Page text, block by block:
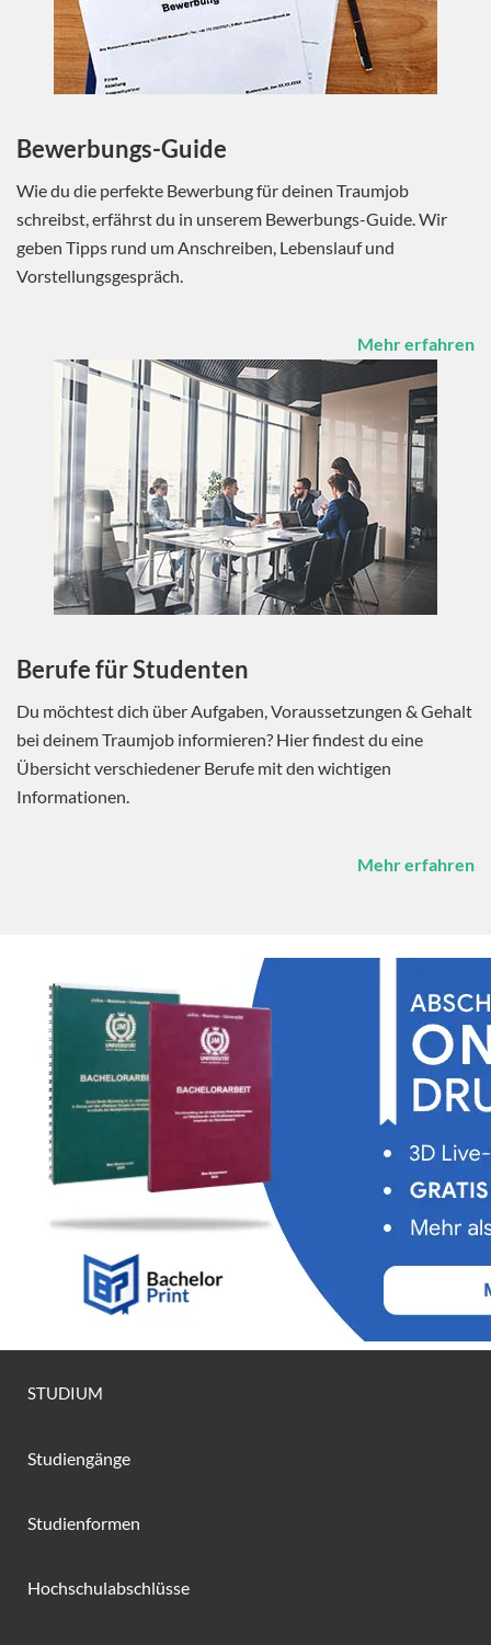
Bewerbungs-Guide
Wie du die perfekte Bewerbung für deinen Traumjob
schreibst, erfährst du in unserem Bewerbungs-Guide. Wir
geben Tipps rund um Anschreiben, Lebenslauf und
Vorstellungsgespräch.
Mehr erfahren
Berufe für Studenten
Du möchtest dich über Aufgaben, Voraussetzungen & Gehalt
bei deinem Traumjob informieren? Hier findest du eine
Übersicht verschiedener Berufe mit den wichtigen
Informationen.
Mehr erfahren
STUDIUM
Studiengänge
Studienformen
Hochschulabschlüsse